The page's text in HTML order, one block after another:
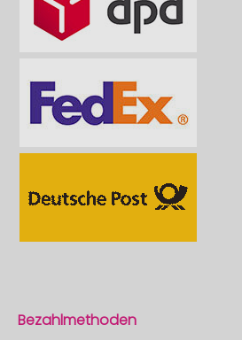
Bezahlmethoden